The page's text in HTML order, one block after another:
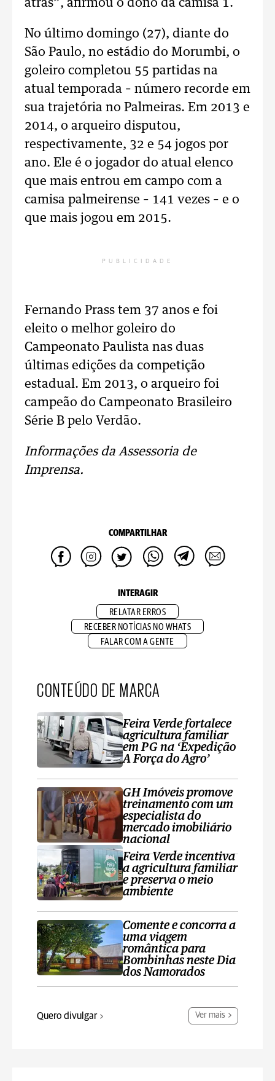
atrás”, afirmou o dono da camisa 1.
No último domingo (27), diante do
São Paulo, no estádio do Morumbi, o
goleiro completou 55 partidas na
atual temporada – número recorde em
sua trajetória no Palmeiras. Em 2013 e
2014, o arqueiro disputou,
respectivamente, 32 e 54 jogos por
ano. Ele é o jogador do atual elenco
que mais entrou em campo com a
camisa palmeirense – 141 vezes – e o
que mais jogou em 2015.
PUBLICIDADE
Fernando Prass tem 37 anos e foi
eleito o melhor goleiro do
Campeonato Paulista nas duas
últimas edições da competição
estadual. Em 2013, o arqueiro foi
campeão do Campeonato Brasileiro
Série B pelo Verdão.
Informações da Assessoria de
Imprensa.
COMPARTILHAR
INTERAGIR
RELATAR ERROS
RECEBER NOTÍCIAS NO WHATS
FALAR COM A GENTE
CONTEÚDO DE MARCA
Feira Verde fortalece
agricultura familiar
em PG na ‘Expedição
A Força do Agro’
GH Imóveis promove
treinamento com um
especialista do
mercado imobiliário
nacional
Feira Verde incentiva
a agricultura familiar
e preserva o meio
ambiente
Comente e concorra a
uma viagem
romântica para
Bombinhas neste Dia
dos Namorados
Quero divulgar Ver mais